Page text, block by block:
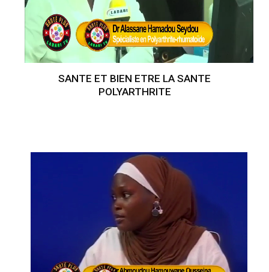
SANTE ET BIEN ETRE LA SANTE
POLYARTHRITE